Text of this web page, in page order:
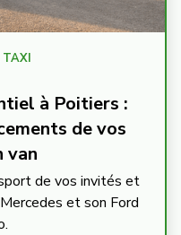
à Poitiers :
de vos
van
de vos invités et
et son Ford